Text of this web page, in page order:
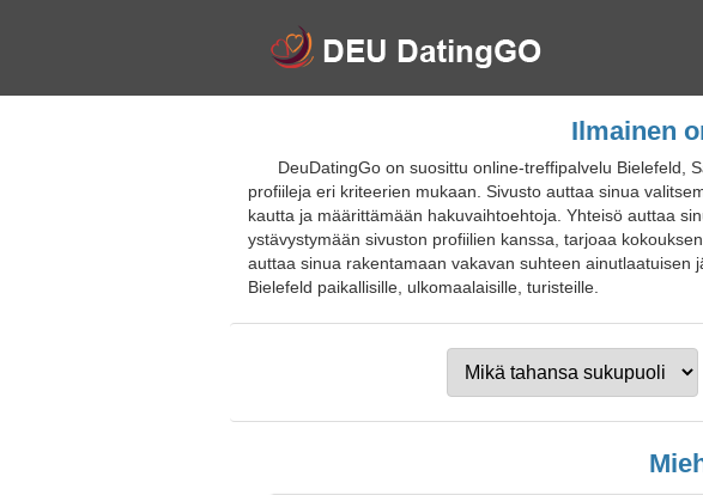
Ilmainen
DeuDatingGo on suosittu online-treffipalvelu Bielefeld,
profiileja eri kriteerien mukaan. Sivusto auttaa sinua
kautta ja määrittämään hakuvaihtoehtoja. Yhteisö auttaa
ystävystymään sivuston profiilien kanssa, tarjoaa
auttaa sinua rakentamaan vakavan suhteen
Bielefeld paikallisille, ulkomaalaisille, turisteille.